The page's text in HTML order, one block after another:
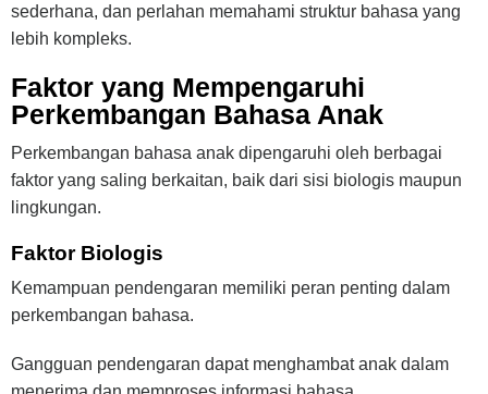
sederhana, dan perlahan memahami struktur bahasa yang
lebih kompleks.
Faktor yang Mempengaruhi
Perkembangan Bahasa Anak
Perkembangan bahasa anak dipengaruhi oleh berbagai
faktor yang saling berkaitan, baik dari sisi biologis maupun
lingkungan.
Faktor Biologis
Kemampuan pendengaran memiliki peran penting dalam
perkembangan bahasa.
Gangguan pendengaran dapat menghambat anak dalam